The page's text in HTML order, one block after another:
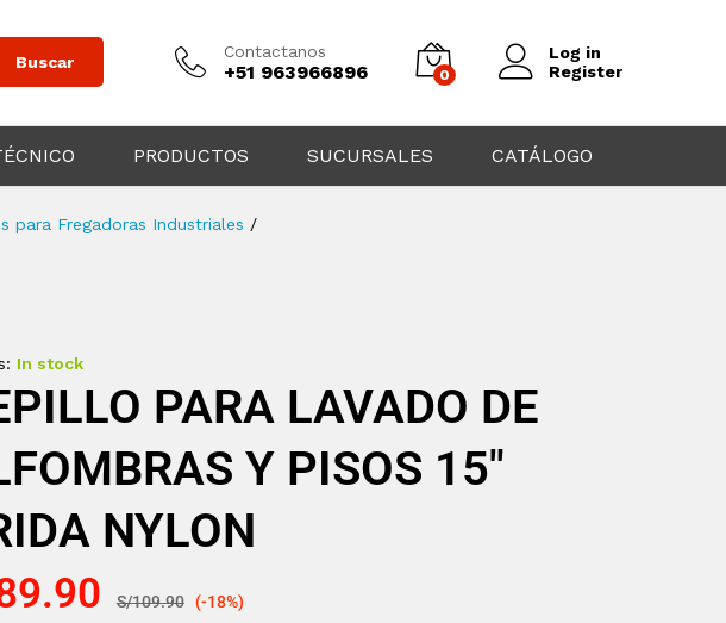
Buscar
Contactanos
+51 963966896 0
Log in
Register
PRODUCTOS SUCURSALES CATÁLOGO
para Fregadoras Industriales /
In stock
PARA LAVADO DE
Y PISOS 15″
NYLON
S/109.90 (-18%)